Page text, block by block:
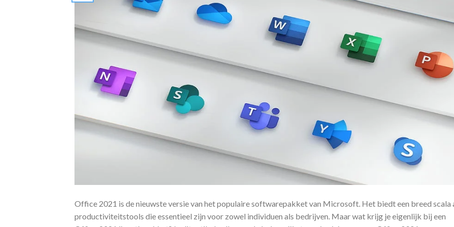
Office 2021 is de nieuwste versie van het populaire softwarepakket van Microsoft. Het biedt een breed scala
productiviteitstools die essentieel zijn voor zowel individuen als bedrijven. Maar wat krijg je eigenlijk bij een